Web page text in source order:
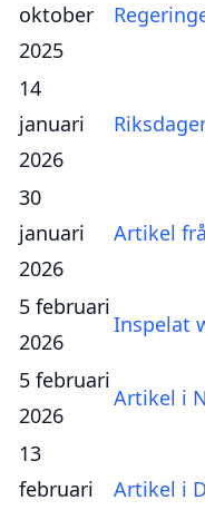
oktober
2025
14
januari
2026
30
januari
2026
Artikel
5 februari
2026
Inspelat
5 februari
2026
Artikel i
13
februari
Artikel i